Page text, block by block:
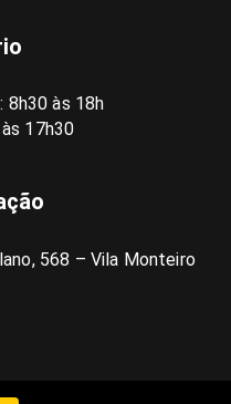
8h30 às 18h
17h30
568 – Vila Monteiro